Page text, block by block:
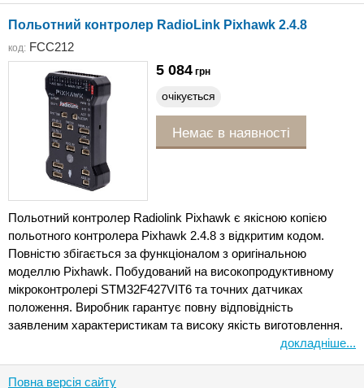
Польотний контролер RadioLink Pixhawk 2.4.8
код: FCC212
5 084 грн
очікується
Немає в наявності
Польотний контролер Radiolink Pixhawk є якісною копією
польотного контролера Pixhawk 2.4.8 з відкритим кодом.
Повністю збігається за функціоналом з оригінальною
моделлю Pixhawk. Побудований на високопродуктивному
мікроконтролері STM32F427VIT6 та точних датчиках
положення. Виробник гарантує повну відповідність
заявленим характеристикам та високу якість виготовлення.
докладніше...
Повна версія сайту